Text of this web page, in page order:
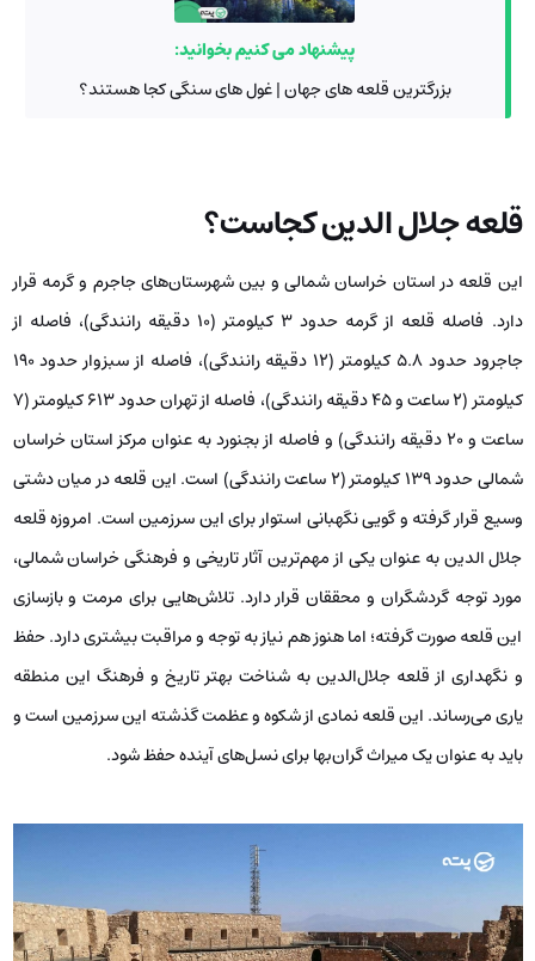
پیشنهاد می کنیم بخوانید:
بزرگترین قلعه های جهان | غول های سنگی کجا هستند؟
قلعه جلال الدین کجاست؟
این قلعه در استان خراسان شمالی و بین شهرستان‌های جاجرم و گرمه قرار
دارد. فاصله قلعه از گرمه حدود ۳ کیلومتر (۱۰ دقیقه رانندگی)، فاصله از
جاجرود حدود ۵.۸ کیلومتر (۱۲ دقیقه رانندگی)، فاصله از سبزوار حدود ۱۹۰
کیلومتر (۲ ساعت و ۴۵ دقیقه رانندگی)، فاصله از تهران حدود ۶۱۳ کیلومتر (۷
ساعت و ۲۰ دقیقه رانندگی) و فاصله از بجنورد به عنوان مرکز استان خراسان
شمالی حدود ۱۳۹ کیلومتر (۲ ساعت رانندگی) است. این قلعه در میان دشتی
وسیع قرار گرفته و گویی نگهبانی استوار برای این سرزمین است. امروزه قلعه
جلال‌ الدین به عنوان یکی از مهم‌ترین آثار تاریخی و فرهنگی خراسان شمالی،
مورد توجه گردشگران و محققان قرار دارد. تلاش‌هایی برای مرمت و بازسازی
این قلعه صورت گرفته؛ اما هنوز هم نیاز به توجه و مراقبت بیشتری دارد. حفظ
و نگهداری از قلعه جلال‌الدین به شناخت بهتر تاریخ و فرهنگ این منطقه
یاری می‌رساند. این قلعه نمادی از شکوه و عظمت گذشته این سرزمین است و
باید به عنوان یک میراث گران‌بها برای نسل‌های آینده حفظ شود.